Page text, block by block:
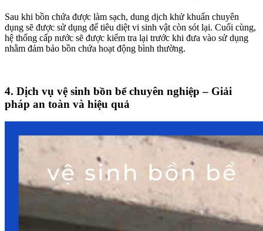
Sau khi bồn chứa được làm sạch, dung dịch khử khuẩn chuyên
dụng sẽ được sử dụng để tiêu diệt vi sinh vật còn sót lại. Cuối cùng,
hệ thống cấp nước sẽ được kiểm tra lại trước khi đưa vào sử dụng
nhằm đảm bảo bồn chứa hoạt động bình thường.
4. Dịch vụ vệ sinh bồn bể chuyên nghiệp – Giải
pháp an toàn và hiệu quả